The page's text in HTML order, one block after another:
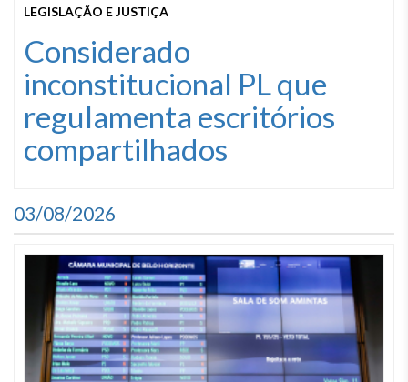
LEGISLAÇÃO E JUSTIÇA
Considerado
inconstitucional PL que
regulamenta escritórios
compartilhados
03/08/2026